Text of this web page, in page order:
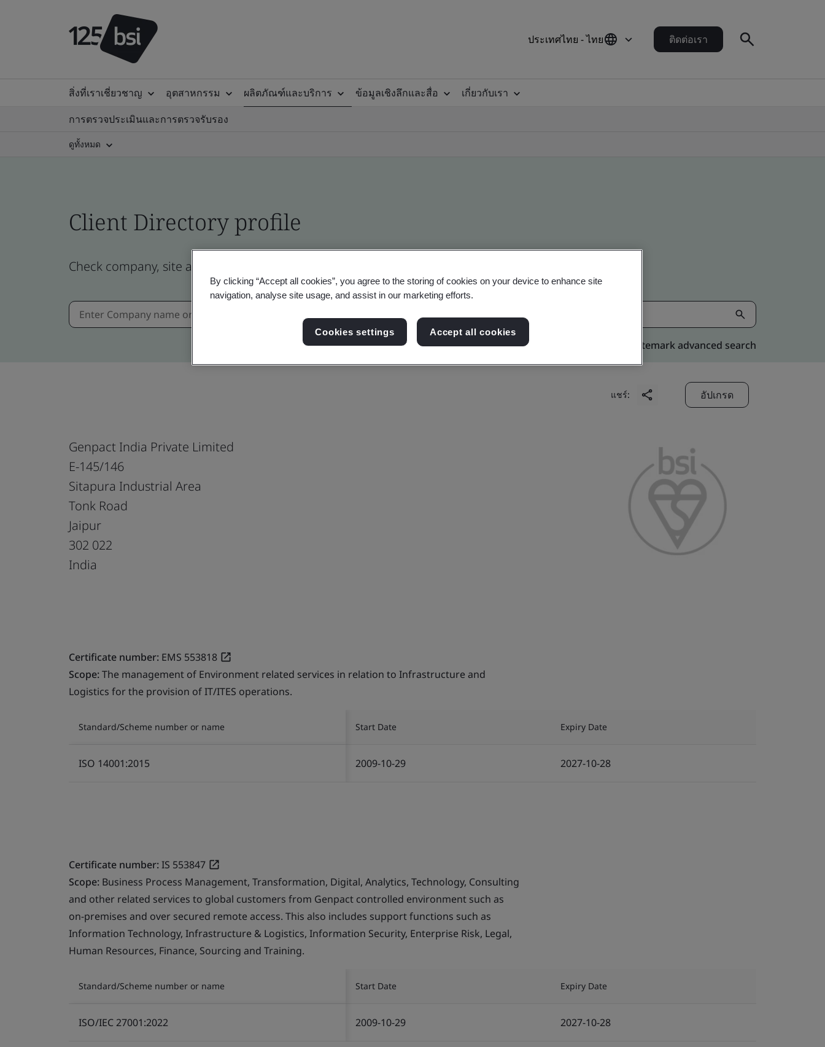
ประเทศไทย - ไทย ติดต่อเรา
สิ่งที่เราเชี่ยวชาญ อุตสาหกรรม ผลิตภัณฑ์และบริการ ข้อมูลเชิงลึกและสื่อ
เกี่ยวกับเรา
การตรวจประเมินและการตรวจรับรอง
ดูทั้งหมด
Client Directory profile
Check company, site and product certificates - Validation and Verification
Kitemark advanced search
แชร์: อัปเกรด
Genpact India Private Limited
E-145/146
Sitapura Industrial Area
Tonk Road
Jaipur
302 022
India
Certificate number: EMS 553818
Scope:The management of Environment related services in relation to Infrastructure and
Logistics for the provision of IT/ITES operations.
Standard/Scheme number or name Start Date Expiry Date
ISO 14001:2015 2009-10-29 2027-10-28
Certificate number:IS 553847
Scope: Business Process Management, Transformation, Digital, Analytics, Technology, Consulting
and other related services to global customers from Genpact controlled environment such as
on-premises and over secured remote access. This also includes support functions such as
Information Technology, Infrastructure & Logistics, Information Security, Enterprise Risk, Legal,
Human Resources, Finance, Sourcing and Training.
Standard/Scheme number or name Start Date Expiry Date
ISO/IEC 27001:2022 2009-10-29 2027-10-28
By clicking “Accept all cookies”, you agree to the storing of cookies on your device to enhance site
navigation, analyse site usage, and assist in our marketing efforts.
Cookies settings Accept all cookies